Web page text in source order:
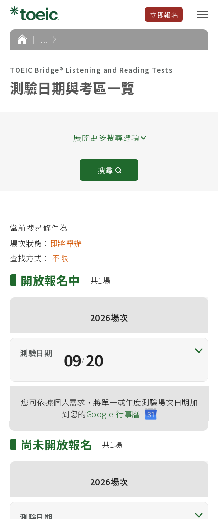
立即報名
選
單
首
頁
...
TOEIC Bridge® Listening and Reading Tests
測驗日期與考區一覽
展開更多搜尋選項
搜尋
當前搜尋條件為
場次狀態： 即將舉辦
查找方式： 不限
開放報名中 共1場
2026場次
09/ 20
您可依據個人需求，將單一或年度測驗場次日期加
到您的Google 行事曆
尚未開放報名 共1場
2026場次